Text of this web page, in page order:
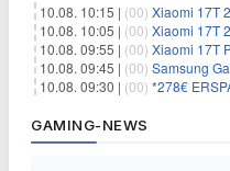
10.08. 10:15 | (00) Xiaomi 17T 256GB
10.08. 10:05 | (00) Xiaomi 17T 256GB
10.08. 09:55 | (00) Xiaomi 17T Pro
10.08. 09:45 | (00) Samsung Galaxy S26
10.08. 09:30 | (00) *278€ ERSPARNIS*
GAMING-NEWS